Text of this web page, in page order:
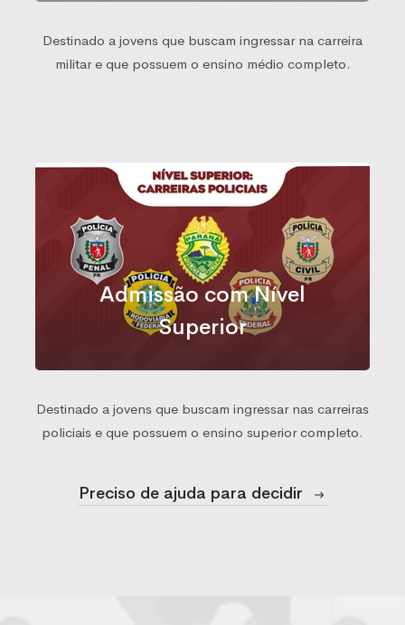
Destinado a jovens que buscam ingressar na carreira
militar e que possuem o ensino médio completo.
Admissão com Nível
Superior
Destinado a jovens que buscam ingressar nas carreiras
policiais e que possuem o ensino superior completo.
Preciso de ajuda para decidir